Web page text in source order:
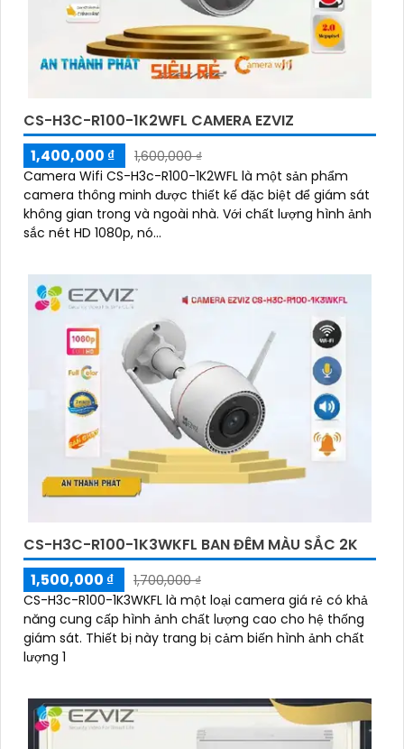
CS-H3C-R100-1K2WFL CAMERA EZVIZ
1,400,000 ₫
1,600,000 ₫
Camera Wifi CS-H3c-R100-1K2WFL là một sản phẩm
camera thông minh được thiết kế đặc biệt để giám sát
không gian trong và ngoài nhà. Với chất lượng hình ảnh
sắc nét HD 1080p, nó...
CS-H3C-R100-1K3WKFL BAN ĐÊM MÀU SẮC 2K
1,500,000 ₫
1,700,000 ₫
CS-H3c-R100-1K3WKFL là một loại camera giá rẻ có khả
năng cung cấp hình ảnh chất lượng cao cho hệ thống
giám sát. Thiết bị này trang bị cảm biến hình ảnh chất
lượng 1